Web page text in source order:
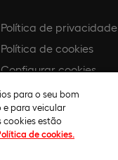
Política de privacidade
Política de cookies
Configurar cookies
Aviso legal
Política de assédio
para o seu bom
para veicular
estão
de cookies.